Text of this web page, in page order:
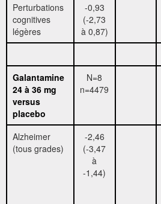
Perturbations
cognitives
légères
-0,93
(-2,73
à 0,87)
Galantamine
24 à 36 mg
versus
placebo
N=8
n=4479
Alzheimer
(tous grades)
-2,46
(-3,47
à
-1,44)